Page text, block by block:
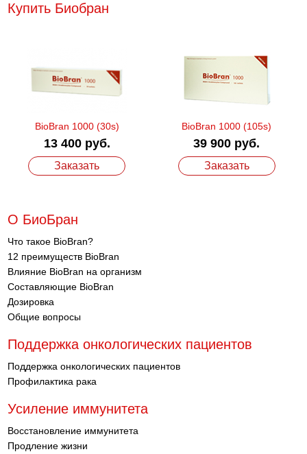
Купить Биобран
BioBran 1000 (30s)
13 400 руб.
Заказать
BioBran 1000 (105s)
39 900 руб.
Заказать
О БиоБран
Что такое BioBran?
12 преимуществ BioBran
Влияние BioBran на организм
Составляющие BioBran
Дозировка
Общие вопросы
Поддержка онкологических пациентов
Поддержка онкологических пациентов
Профилактика рака
Усиление иммунитета
Восстановление иммунитета
Продление жизни